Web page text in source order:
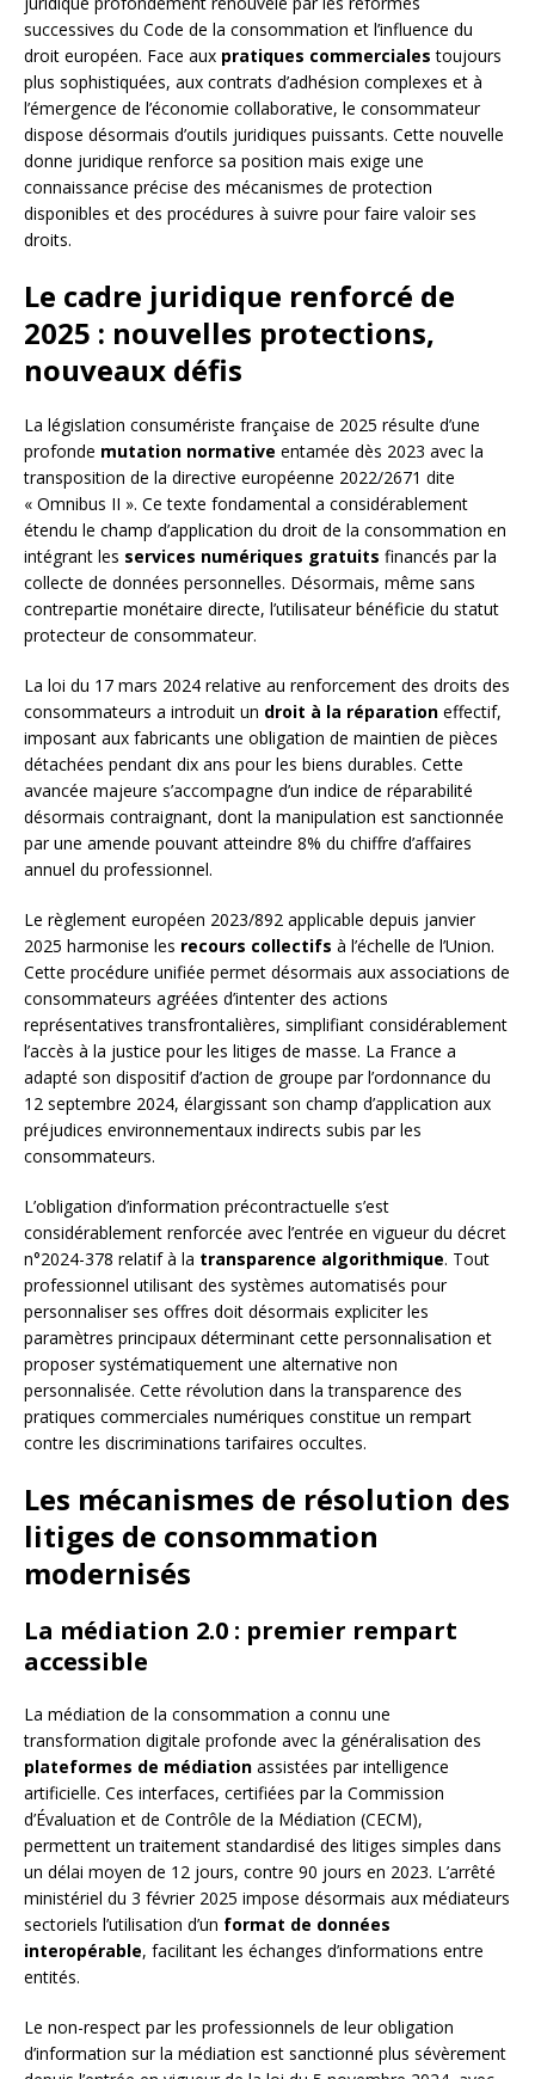
successives du Code de la consommation et l’influence du
droit européen. Face aux pratiques commerciales toujours
plus sophistiquées, aux contrats d’adhésion complexes et à
l’émergence de l’économie collaborative, le consommateur
dispose désormais d’outils juridiques puissants. Cette nouvelle
donne juridique renforce sa position mais exige une
connaissance précise des mécanismes de protection
disponibles et des procédures à suivre pour faire valoir ses
droits.
Le cadre juridique renforcé de
2025 : nouvelles protections,
nouveaux défis
La législation consumériste française de 2025 résulte d’une
profonde mutation normative entamée dès 2023 avec la
transposition de la directive européenne 2022/2671 dite
« Omnibus II ». Ce texte fondamental a considérablement
étendu le champ d’application du droit de la consommation en
intégrant les services numériques gratuits financés par la
collecte de données personnelles. Désormais, même sans
contrepartie monétaire directe, l’utilisateur bénéficie du statut
protecteur de consommateur.
La loi du 17 mars 2024 relative au renforcement des droits des
consommateurs a introduit un droit à la réparation effectif,
imposant aux fabricants une obligation de maintien de pièces
détachées pendant dix ans pour les biens durables. Cette
avancée majeure s’accompagne d’un indice de réparabilité
désormais contraignant, dont la manipulation est sanctionnée
par une amende pouvant atteindre 8% du chiffre d’affaires
annuel du professionnel.
Le règlement européen 2023/892 applicable depuis janvier
2025 harmonise les recours collectifs à l’échelle de l’Union.
Cette procédure unifiée permet désormais aux associations de
consommateurs agréées d’intenter des actions
représentatives transfrontalières, simplifiant considérablement
l’accès à la justice pour les litiges de masse. La France a
adapté son dispositif d’action de groupe par l’ordonnance du
12 septembre 2024, élargissant son champ d’application aux
préjudices environnementaux indirects subis par les
consommateurs.
L’obligation d’information précontractuelle s’est
considérablement renforcée avec l’entrée en vigueur du décret
n°2024-378 relatif à la transparence algorithmique. Tout
professionnel utilisant des systèmes automatisés pour
personnaliser ses offres doit désormais expliciter les
paramètres principaux déterminant cette personnalisation et
proposer systématiquement une alternative non
personnalisée. Cette révolution dans la transparence des
pratiques commerciales numériques constitue un rempart
contre les discriminations tarifaires occultes.
Les mécanismes de résolution des
litiges de consommation
modernisés
La médiation 2.0 : premier rempart
accessible
La médiation de la consommation a connu une
transformation digitale profonde avec la généralisation des
plateformes de médiation assistées par intelligence
artificielle. Ces interfaces, certifiées par la Commission
d’Évaluation et de Contrôle de la Médiation (CECM),
permettent un traitement standardisé des litiges simples dans
un délai moyen de 12 jours, contre 90 jours en 2023. L’arrêté
ministériel du 3 février 2025 impose désormais aux médiateurs
sectoriels l’utilisation d’un format de données
interopérable, facilitant les échanges d’informations entre
entités.
Le non-respect par les professionnels de leur obligation
d’information sur la médiation est sanctionné plus sévèrement